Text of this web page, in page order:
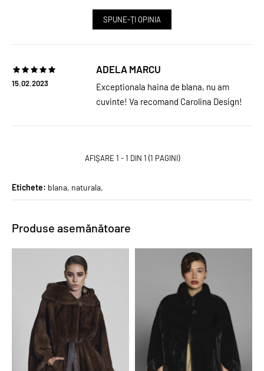
SPUNE-ŢI OPINIA
15.02.2023
ADELA MARCU
Exceptionala haina de blana, nu am
cuvinte! Va recomand Carolina Design!
AFIŞARE 1 - 1 DIN 1 (1 PAGINI)
Etichete: blana, naturala,
Produse asemănătoare